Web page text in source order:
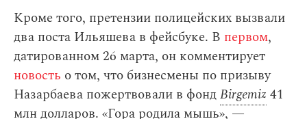
Кроме того, претензии полицейских вызвали
два поста Ильяшева в фейсбуке. В первом,
датированном 26 марта, он комментирует
новость о том, что бизнесмены по призыву
Назарбаева пожертвовали в фондBirgemiz 41
млн долларов. «Гора родила мышь», —